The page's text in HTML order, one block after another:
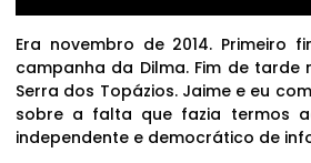
Era novembro de 2014. Primeiro
campanha da Dilma. Fim de tarde
Serra dos Topázios. Jaime e eu
sobre a falta que fazia termos
independente e democrático de